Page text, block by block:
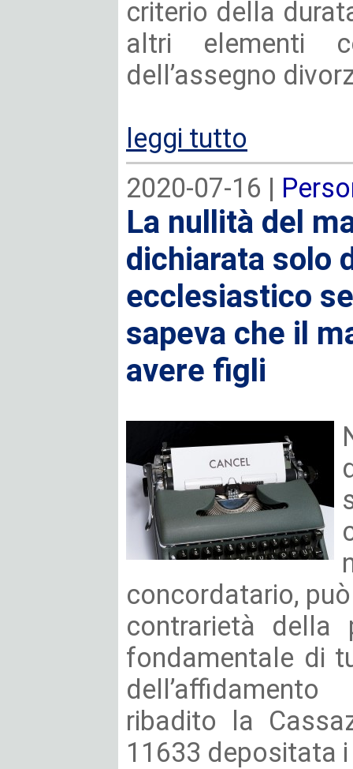
criterio della
altri elementi
dell’assegno
leggi tutto
2020-07-16 |
La nullità del
dichiarata solo
ecclesiastico
sapeva che il
avere figli
concordatario,
contrarietà della
fondamentale di
ribadito la
11633 depositata i